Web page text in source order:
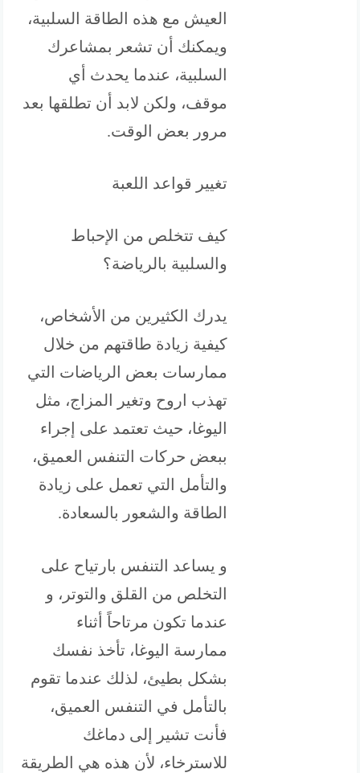
العيش مع هذه الطاقة السلبية،
ويمكنك أن تشعر بمشاعرك
السلبية، عندما يحدث أي
موقف، ولكن لابد أن تطلقها بعد
مرور بعض الوقت.
تغيير قواعد اللعبة
كيف تتخلص من الإحباط
والسلبية بالرياضة؟
يدرك الكثيرين من الأشخاص،
كيفية زيادة طاقتهم من خلال
ممارسات بعض الرياضات التي
تهذب اروح وتغير المزاج، مثل
اليوغا، حيث تعتمد على إجراء
ببعض حركات التنفس العميق،
والتأمل التي تعمل على زيادة
الطاقة والشعور بالسعادة.
و يساعد التنفس بارتياح على
التخلص من القلق والتوتر، و
عندما تكون مرتاحاً أثناء
ممارسة اليوغا، تأخذ نفسك
بشكل بطيئ، لذلك عندما تقوم
بالتأمل في التنفس العميق،
فأنت تشير إلى دماغك
للاسترخاء، لأن هذه هي الطريقة